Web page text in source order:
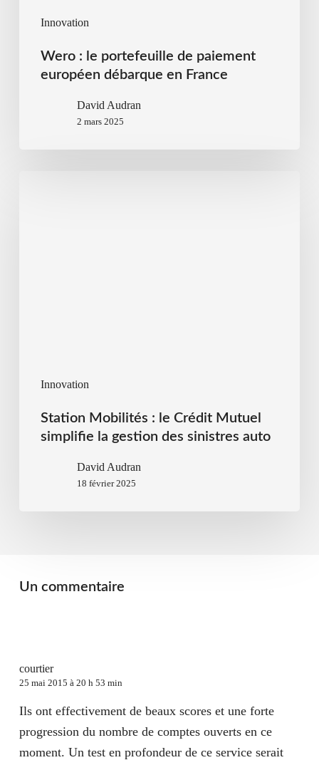
Innovation
Wero : le portefeuille de paiement
européen débarque en France
David Audran
2 mars 2025
Innovation
Station Mobilités : le Crédit Mutuel
simplifie la gestion des sinistres auto
David Audran
18 février 2025
Un commentaire
courtier
25 mai 2015 à 20 h 53 min
Ils ont effectivement de beaux scores et une forte
progression du nombre de comptes ouverts en ce
moment. Un test en profondeur de ce service serait